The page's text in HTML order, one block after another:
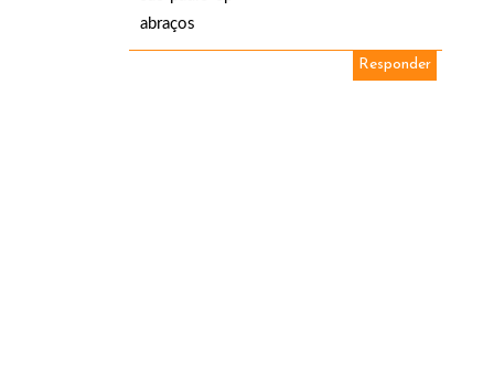
abraços
Responder